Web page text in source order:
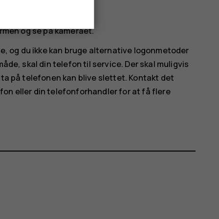
og se på kameraet.
og du ikke kan bruge alternative logonmetoder
skal din telefon til service. Der skal muligvis
på telefonen kan blive slettet. Kontakt det
eller din telefonforhandler for at få flere